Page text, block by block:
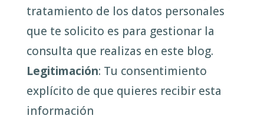
tratamiento de los datos personales
que te solicito es para gestionar la
consulta que realizas en este blog.
Legitimación: Tu consentimiento
explícito de que quieres recibir esta
información